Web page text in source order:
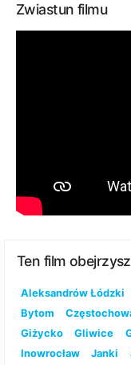
Zwiastun filmu
Ten film
Aleksandrów Łódzki
Bytom
Giżycko
Gliwice
Inowrocław
Janki